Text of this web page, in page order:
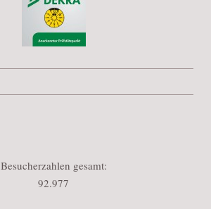
Besucherzahlen gesamt:
92.977